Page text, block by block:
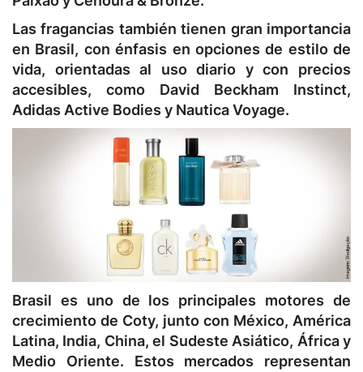
Las fragancias también tienen gran importancia
en Brasil, con énfasis en opciones de estilo de
vida, orientadas al uso diario y con precios
accesibles, como David Beckham Instinct,
Adidas Active Bodies y Nautica Voyage.
Brasil es uno de los principales motores de
crecimiento de Coty, junto con México, América
Latina, India, China, el Sudeste Asiático, África y
Medio Oriente. Estos mercados representan